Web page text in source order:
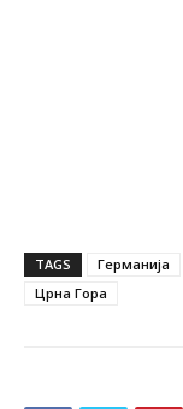
TAGS Германија
Црна Гора